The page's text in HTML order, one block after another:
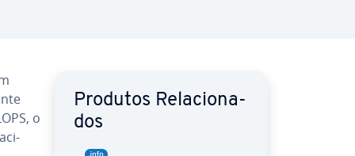
o
Produtos Re­la­ci­o­na­
dos